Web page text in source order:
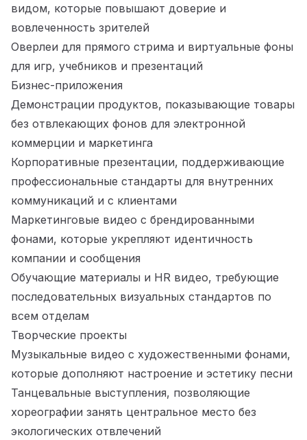
видом, которые повышают доверие и
вовлеченность зрителей
Оверлеи для прямого стрима и виртуальные фоны
для игр, учебников и презентаций
Бизнес-приложения
Демонстрации продуктов, показывающие товары
без отвлекающих фонов для электронной
коммерции и маркетинга
Корпоративные презентации, поддерживающие
профессиональные стандарты для внутренних
коммуникаций и с клиентами
Маркетинговые видео с брендированными
фонами, которые укрепляют идентичность
компании и сообщения
Обучающие материалы и HR видео, требующие
последовательных визуальных стандартов по
всем отделам
Творческие проекты
Музыкальные видео с художественными фонами,
которые дополняют настроение и эстетику песни
Танцевальные выступления, позволяющие
хореографии занять центральное место без
экологических отвлечений